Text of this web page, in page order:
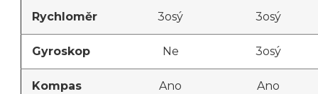
Rychloměr 3osý 3osý
Gyroskop Ne 3osý
Kompas Ano Ano